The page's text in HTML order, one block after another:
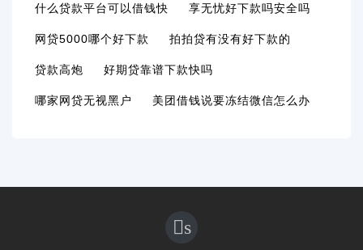
什么贷款平台可以借钱快 享无忧好下款吗安全吗
网贷5000哪个好下款 拍拍贷有没有好下款的
贷款高炮 好期贷靠谱下款快吗
哪家网贷无视黑户 美团借钱说要冻结微信怎么办
s